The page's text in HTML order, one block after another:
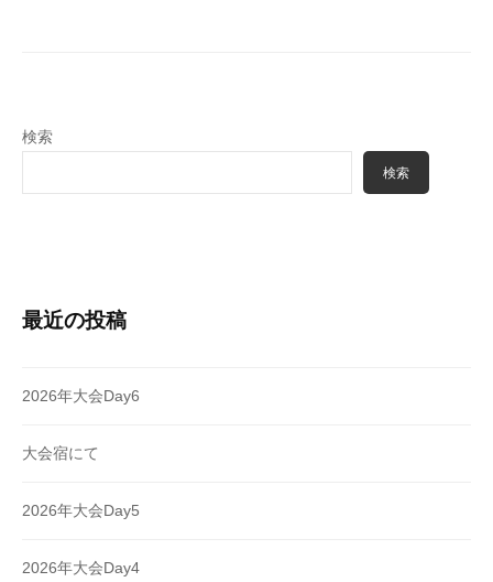
送
検索
検索
最近の投稿
2026年大会Day6
大会宿にて
2026年大会Day5
2026年大会Day4